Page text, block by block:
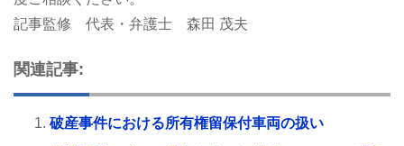
記事監修 代表・弁護士 森田 茂夫
関連記事:
破産事件における所有権留保付車両の扱い